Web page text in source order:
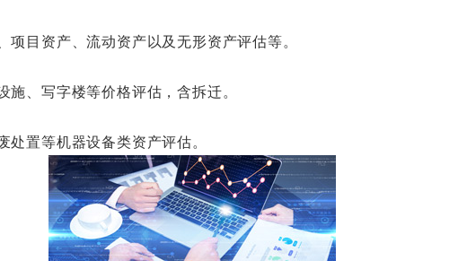
目资产、流动资产以及无形资产评估等。
、写字楼等价格评估，含拆迁。
置等机器设备类资产评估。